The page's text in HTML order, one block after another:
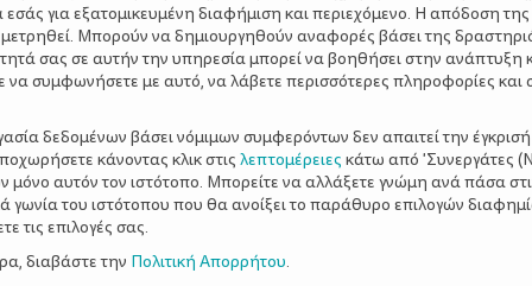
που θα το βοηθήσει να σας μοιάσει.
γιογιό του χωρίς ρούχα. Δείξτε του πώς να κρατάει τα
πολύ το άδειασμα τόσο της κύστης, όσο και του
αρχή, αλλά επιβραβεύστε το, αν έχετε. Ως αυτή τη
του τα καινούργια του εσώρουχα. Θυμίζετέ του να
και συμπαθητικό τρόπο. Πείτε του: «Έλα, να
ή χρειάζεται.
να ξεχνιέται. Δεν πειράζει.
μην αποδοκιμάζετε την «αποτυχία». Εκφράσεις που σας
εσάς για εξατομικευμένη διαφήμιση και περιεχόμενο. Η απόδοση
Μπορούν να δημιουργηθούν αναφορές βάσει της
σας σε αυτήν την υπηρεσία μπορεί να βοηθήσει στην ανάπτυξη
να συμφωνήσετε με αυτό, να λάβετε περισσότερες πληροφορίες και
δεδομένων βάσει νόμιμων συμφερόντων δεν απαιτεί την
κάνοντας κλικ στις λεπτομέρειες κάτω από 'Συνεργάτες
μόνο αυτόν τον ιστότοπο. Μπορείτε να αλλάξετε γνώμη ανά πάσα
γωνία του ιστότοπου που θα ανοίξει το παράθυρο επιλογών
τις επιλογές σας.
διαβάστε την Πολιτική Απορρήτου.